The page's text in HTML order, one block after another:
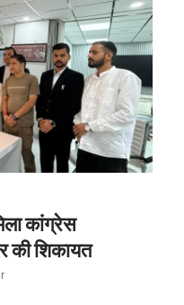
कांग्रेस
की शिकायत